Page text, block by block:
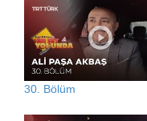
30. Bölüm